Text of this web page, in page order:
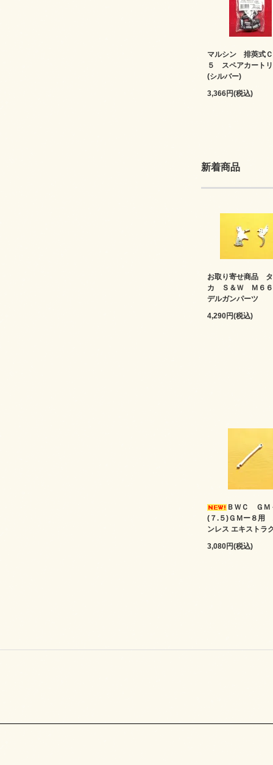
マルシン 排莢式
５ スペアカート
(シルバー)
3,366円(税込)
新着商品
お取り寄せ商品
カ Ｓ＆Ｗ Ｍ６
デルガンパーツ
4,290円(税込)
ＢＷＣ ＧＭ
(７.５)ＧＭー８用
ンレス エキストラ
3,080円(税込)